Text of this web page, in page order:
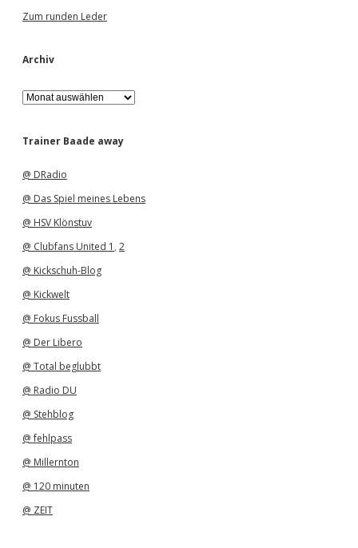
Zum runden Leder
Archiv
A
r
h
Trainer Baade away
@ DRadio
@ Das Spiel meines Lebens
@ HSV Klönstuv
@ Clubfans United 1 , 2
@ Kickschuh-Blog
@ Kickwelt
@ Fokus Fussball
@ Der Libero
@ Total beglubbt
@ Radio DU
@ Stehblog
@ fehlpass
@ Millernton
@ 120 minuten
@ ZEIT